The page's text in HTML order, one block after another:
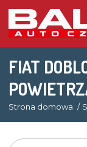
FIAT
Strona domowa